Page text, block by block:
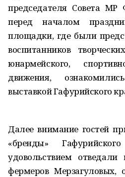
председателя Совета МР
перед началом
площадки, где были
воспитанников
юнармейского,
движения,
выставкой Гафурийского
Далее внимание гостей
«бренды»
удовольствием
фермеров Мерзагуловых,